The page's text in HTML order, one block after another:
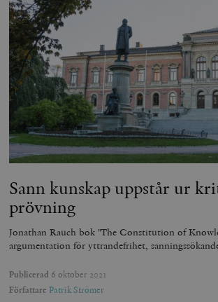
Sann kunskap uppstår ur
prövning
Jonathan Rauch bok "The Constitution of
argumentation för yttrandefrihet,
Publicerad 6 oktober 2021
Författare Patrik Strömer